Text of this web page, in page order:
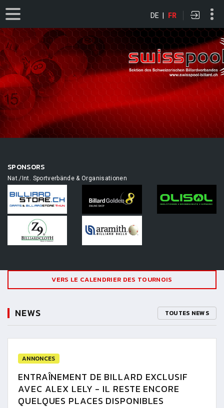
DE | FR
SPONSORS
Nat./Int. Sportverbände & Organisationen
VERS LE CALENDRIER DES TOURNOIS
NEWS TOUTES NEWS
ANNONCES
ENTRAÎNEMENT DE BILLARD EXCLUSIF
AVEC ALEX LELY - IL RESTE ENCORE
QUELQUES PLACES DISPONIBLES